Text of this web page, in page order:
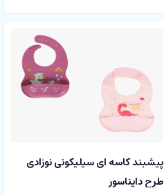
پیشبند کاسه ای سیلیکونی نوزادی
طرح دایناسور